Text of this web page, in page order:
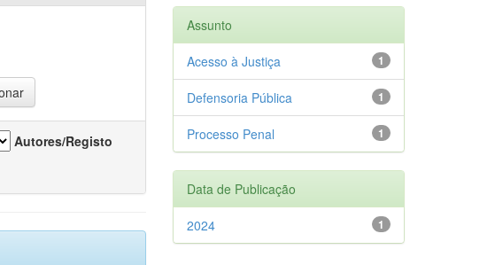
Autores/Registo
Assunto
1
Acesso à Justiça
1
Defensoria Pública
1
Processo Penal
Data de Publicação
1
2024